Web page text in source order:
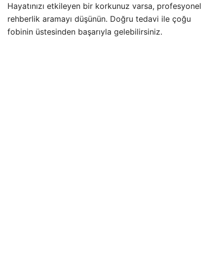
Hayatınızı etkileyen bir korkunuz varsa, profesyonel
rehberlik aramayı düşünün. Doğru tedavi ile çoğu
fobinin üstesinden başarıyla gelebilirsiniz.